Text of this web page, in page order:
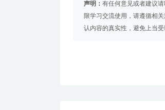
声明： 有任何意见或者建议
限学习交流使用，请遵循相
认内容的真实性，避免上当受